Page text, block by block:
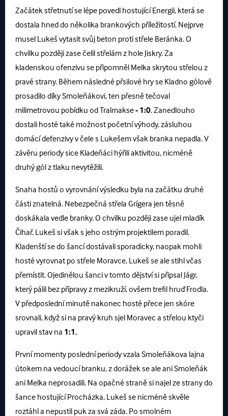
Začátek střetnutí se lépe povedl hostující Energii, která se
dostala hned do několika brankových příležitostí. Nejprve
musel Lukeš vytasit svůj beton proti střele Beránka. O
chvilku později zase čelil střelám z hole Jiskry. Za
kladenskou ofenzivu se připomněl Melka skrytou střelou z
pravé strany. Během následné přsilové hry se Kladno gólově
prosadilo díky Smoleňákovi, ten přesně tečoval
milimetrovou pobídku od Tralmakse- 1:0. Zanedlouho
dostali hosté také možnost početní výhody, zásluhou
domácí defenzivy v čele s Lukešem však branka nepadla. V
závěru periody sice Kladeňáci hýřili aktivitou, nicméně
druhý gól z tlaku nevytěžili.
Snaha hostů o vyrovnání výsledku byla na začátku druhé
části znatelná. Nebezpečná střela Grígera jen těsně
doskákala vedle branky. O chvilku později zase ujel mladík
Čihař, Lukeš si však s jeho ostrým projektilem poradil.
Kladenští se do šancí dostávali sporadicky, naopak mohli
hosté vyrovnat po střele Moravce, Lukeš se ale stihl včas
přemístit. Ojedinělou šanci v tomto dějství si připsal Jágr,
který pálil bez přípravy z mezikruží, ovšem trefil hruď Frodla.
V předposlední minutě nakonec hosté přece jen skóre
srovnali, když si na pravý kruh sjel Moravec a střelou ktyči
upravil stav na 1:1.
První momenty poslední periody vzala Smoleňákova lajna
útokem na vedoucí branku, z dorážek se ale ani Smoleňák
ani Melka neprosadili. Na opačné straně si najel ze strany do
šance hostující Procházka, Lukeš se nicméně skvěle
roztáhl a nepustil puk za svá záda. Po smolném